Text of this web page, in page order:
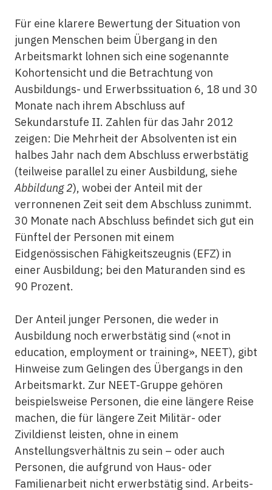
Für eine klarere Bewertung der Situation von
jungen Menschen beim Übergang in den
Arbeitsmarkt lohnen sich eine sogenannte
Kohortensicht und die Betrachtung von
Ausbildungs- und Erwerbssituation 6, 18 und 30
Monate nach ihrem Abschluss auf
Sekundarstufe II. Zahlen für das Jahr 2012
zeigen: Die Mehrheit der Absolventen ist ein
halbes Jahr nach dem Abschluss erwerbstätig
(teilweise parallel zu einer Ausbildung, siehe
Abbildung 2), wobei der Anteil mit der
verronnenen Zeit seit dem Abschluss zunimmt.
30 Monate nach Abschluss befindet sich gut ein
Fünftel der Personen mit einem
Eidgenössischen Fähigkeitszeugnis (EFZ) in
einer Ausbildung; bei den Maturanden sind es
90 Prozent.
Der Anteil junger Personen, die weder in
Ausbildung noch erwerbstätig sind («not in
education, employment or training», NEET), gibt
Hinweise zum Gelingen des Übergangs in den
Arbeitsmarkt. Zur NEET-Gruppe gehören
beispielsweise Personen, die eine längere Reise
machen, die für längere Zeit Militär- oder
Zivildienst leisten, ohne in einem
Anstellungsverhältnis zu sein – oder auch
Personen, die aufgrund von Haus- oder
Familienarbeit nicht erwerbstätig sind. Arbeits-